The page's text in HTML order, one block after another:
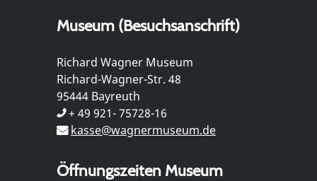
Museum (Besuchsanschrift)
Richard Wagner Museum
Richard-Wagner-Str. 48
95444 Bayreuth
+ 49 921- 75728-16
kasse@wagnermuseum.de
Öffnungszeiten Museum